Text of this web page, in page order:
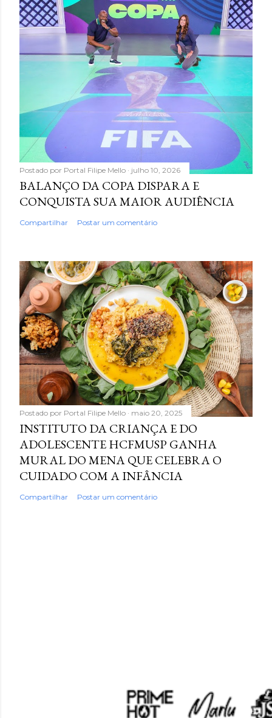
Postado por Portal Filipe Mello julho 10, 2026
BALANÇO DA COPA DISPARA E
CONQUISTA SUA MAIOR AUDIÊNCIA
Compartilhar Postar um comentário
Postado por Portal Filipe Mello maio 20, 2025
INSTITUTO DA CRIANÇA E DO
ADOLESCENTE HCFMUSP GANHA
MURAL DO MENA QUE CELEBRA O
CUIDADO COM A INFÂNCIA
Compartilhar Postar um comentário